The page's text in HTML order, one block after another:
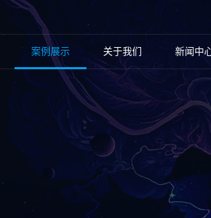
案例展示 关于我们 新闻中